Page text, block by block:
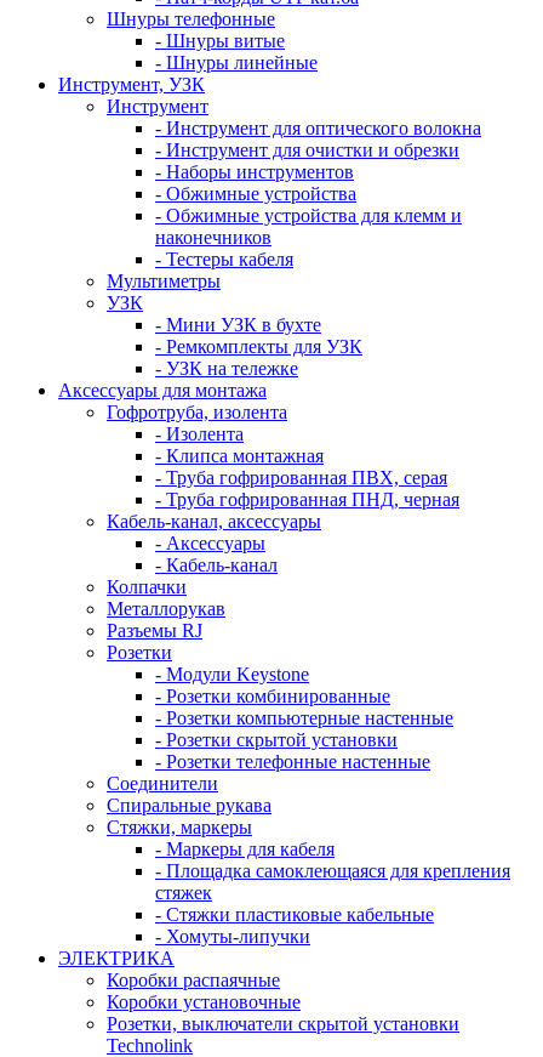
Шнуры телефонные
- Шнуры витые
- Шнуры линейные
Инструмент, УЗК
Инструмент
- Инструмент для оптического волокна
- Инструмент для очистки и обрезки
- Наборы инструментов
- Обжимные устройства
- Обжимные устройства для клемм и
наконечников
- Тестеры кабеля
Мультиметры
УЗК
- Мини УЗК в бухте
- Ремкомплекты для УЗК
- УЗК на тележке
Аксессуары для монтажа
Гофротруба, изолента
- Изолента
- Клипса монтажная
- Труба гофрированная ПВХ, серая
- Труба гофрированная ПНД, черная
Кабель-канал, аксессуары
- Аксессуары
- Кабель-канал
Колпачки
Металлорукав
Разъемы RJ
Розетки
- Модули Keystone
- Розетки комбинированные
- Розетки компьютерные настенные
- Розетки скрытой установки
- Розетки телефонные настенные
Соединители
Спиральные рукава
Стяжки, маркеры
- Маркеры для кабеля
- Площадка самоклеющаяся для крепления
стяжек
- Стяжки пластиковые кабельные
- Хомуты-липучки
ЭЛЕКТРИКА
Коробки распаячные
Коробки установочные
Розетки, выключатели скрытой установки
Technolink